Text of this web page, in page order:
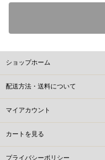
ショップホーム
配送方法・送料について
マイアカウント
カートを見る
プライバシーポリシー